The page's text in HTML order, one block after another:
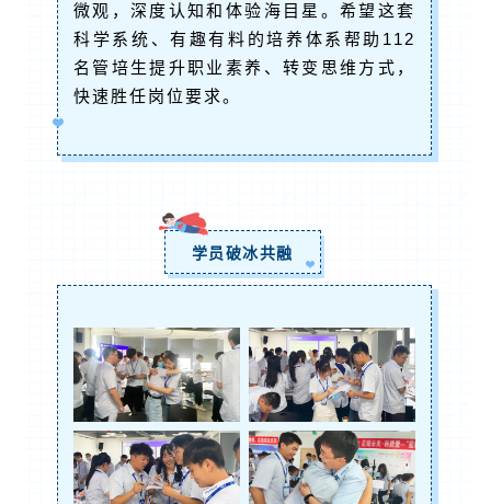
微观，深度认知和体验海目星。希望这套
科学系统、有趣有料的培养体系帮助112
名管培生提升职业素养、转变思维方式，
快速胜任岗位要求。
学员破冰共融